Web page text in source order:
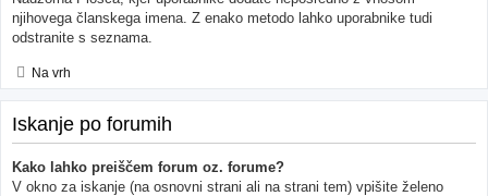
njihovega članskega imena. Z enako metodo lahko uporabnike tudi
odstranite s seznama.
Na vrh
Iskanje po forumih
Kako lahko preiščem forum oz. forume?
V okno za iskanje (na osnovni strani ali na strani tem) vpišite želeno